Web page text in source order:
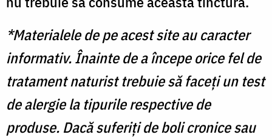
*Materialele de pe acest site au caracter
informativ. Înainte de a începe orice fel de
tratament naturist trebuie să faceți un test
de alergie la tipurile respective de
produse. Dacă suferiți de boli cronice sau